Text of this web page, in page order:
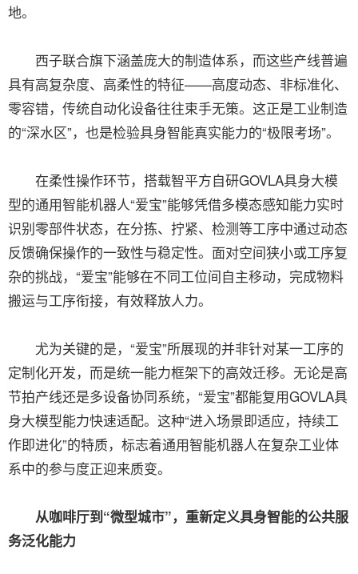
地。
西子联合旗下涵盖庞大的制造体系，而这些产线普遍
具有高复杂度、高柔性的特征——高度动态、非标准化、
零容错，传统自动化设备往往束手无策。这正是工业制造
的“深水区”，也是检验具身智能真实能力的“极限考场”。
在柔性操作环节，搭载智平方自研GOVLA具身大模
型的通用智能机器人“爱宝”能够凭借多模态感知能力实时
识别零部件状态，在分拣、拧紧、检测等工序中通过动态
反馈确保操作的一致性与稳定性。面对空间狭小或工序复
杂的挑战，“爱宝”能够在不同工位间自主移动，完成物料
搬运与工序衔接，有效释放人力。
尤为关键的是，“爱宝”所展现的并非针对某一工序的
定制化开发，而是统一能力框架下的高效迁移。无论是高
节拍产线还是多设备协同系统，“爱宝”都能复用GOVLA具
身大模型能力快速适配。这种“进入场景即适应，持续工
作即进化”的特质，标志着通用智能机器人在复杂工业体
系中的参与度正迎来质变。
从咖啡厅到“微型城市”，重新定义具身智能的公共服
务泛化能力